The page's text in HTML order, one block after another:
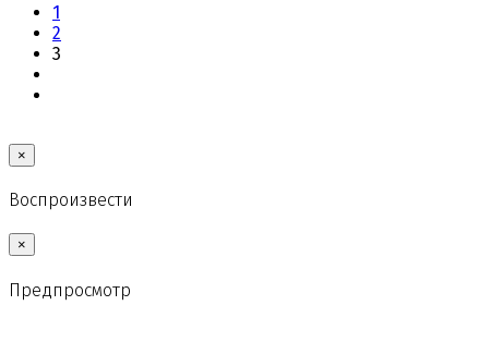
1
2
3
×
Воспроизвести
×
Предпросмотр